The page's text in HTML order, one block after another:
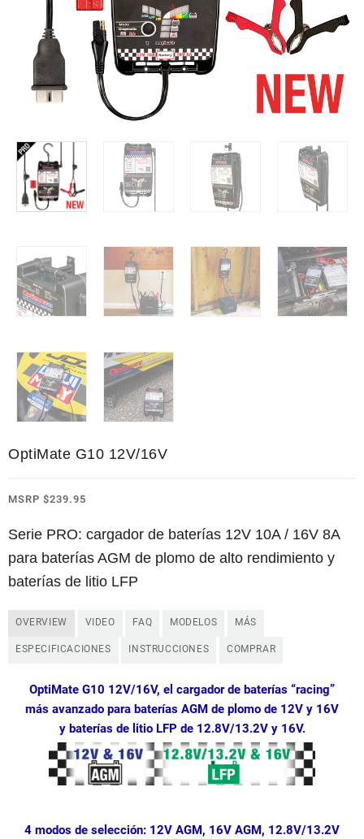
OptiMate G10 12V/16V
MSRP $239.95
Serie PRO: cargador de baterías 12V 10A / 16V 8A
para baterías AGM de plomo de alto rendimiento y
baterías de litio LFP
OVERVIEW VIDEO FAQ MODELOS MÁS
ESPECIFICACIONES INSTRUCCIONES COMPRAR
OptiMate G10 12V/16V, el cargador de baterías “racing”
más avanzado para baterías AGM de plomo de 12V y 16V
y baterías de litio LFP de 12.8V/13.2V y 16V.
4 modos de selección: 12V AGM, 16V AGM, 12.8V/13.2V